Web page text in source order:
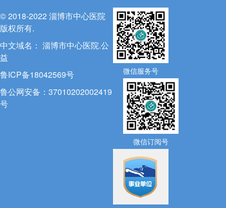
© 2018-2022 淄博市中心医院
版权所有.
中文域名： 淄博市中心医院.公
益
鲁ICP备18042569号
鲁公网安备：37010202002419
号
微信服务号
微信订阅号